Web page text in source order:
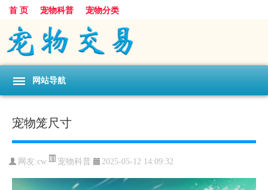
首 页 宠物科普 宠物分类
网站导航
宠物笼尺寸
网友:cw 宠物科普 2025-05-12 14:09:32